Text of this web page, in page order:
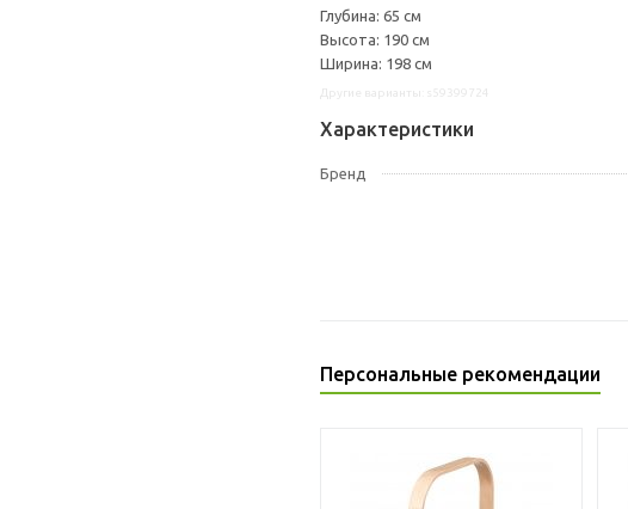
Глубина: 65 см
Высота: 190 см
Ширина: 198 см
Характеристики
Бренд
Персональные рекомендации